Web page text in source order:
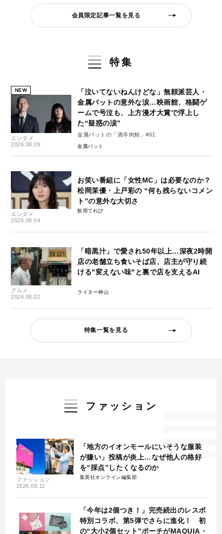
会員限定記事一覧を見る
特集
NEW
エンタメ
2026.08.09
「泣いてないねんけどな」無頼派芸人・
金属バットの意外な涙…映画館、格闘ゲ
ームで号泣も、上方漫才大賞で浮上し
た“疑惑の涙”
金属バットの「酒辛肉鮪」#61
金属バット
エンタメ
2026.08.04
お笑い番組に「女性MC」は必要なのか？
松岡茉優・上戸彩の “何も残らないコメン
ト”の意外な大切さ
飲用てれび
グルメ
2026.08.02
「暗黒汁」で愛され50年以上…深夜2時開
店の老舗立ち食いそば店、店主が守り続
ける"変えない味"と裏で店を支えるAI
ライター神山
特集一覧を見る
ファッション
ファッション
2026.06.11
「地方のイオンモールにいそうな服装
が嫌い」投稿が炎上…なぜ他人の格好
を“採点”したくなるのか
集英社オンライン編集部
「今年は2個つき！」完売続出のレスポ
特別コラボ、第5弾でさらに進化！ 初
の“大小2個セット”ポーチがMAQUIA・